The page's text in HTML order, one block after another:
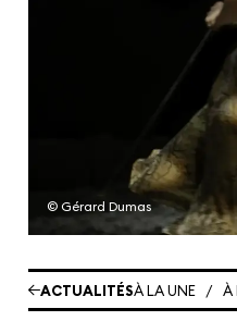
© Gérard Dumas
ACTUALITÉSÀ LA UNE / À